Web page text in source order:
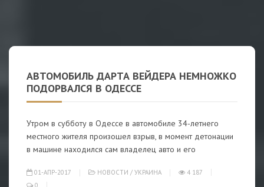
АВТОМОБИЛЬ ДАРТА ВЕЙДЕРА НЕМНОЖКО
ПОДОРВАЛСЯ В ОДЕССЕ
Утром в субботу в Одессе в автомобиле 34-летнего
местного жителя произошел взрыв, в момент детонации
в машине находился сам владелец авто и его
01-АПР-2017 НОВОСТИ / УКРАИНА
4 187